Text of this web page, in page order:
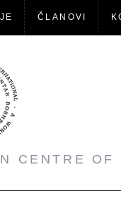
ČLANOVI
CENTRE OF